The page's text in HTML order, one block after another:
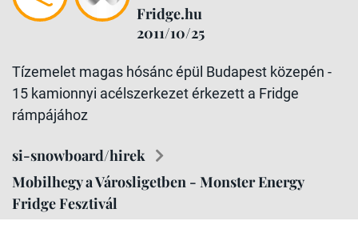
Fridge.hu
2011/10/25
Tízemelet magas hósánc épül Budapest közepén -
15 kamionnyi acélszerkezet érkezett a Fridge
rámpájához
si-snowboard/hirek
Mobilhegy a Városligetben - Monster Energy
Fridge Fesztivál